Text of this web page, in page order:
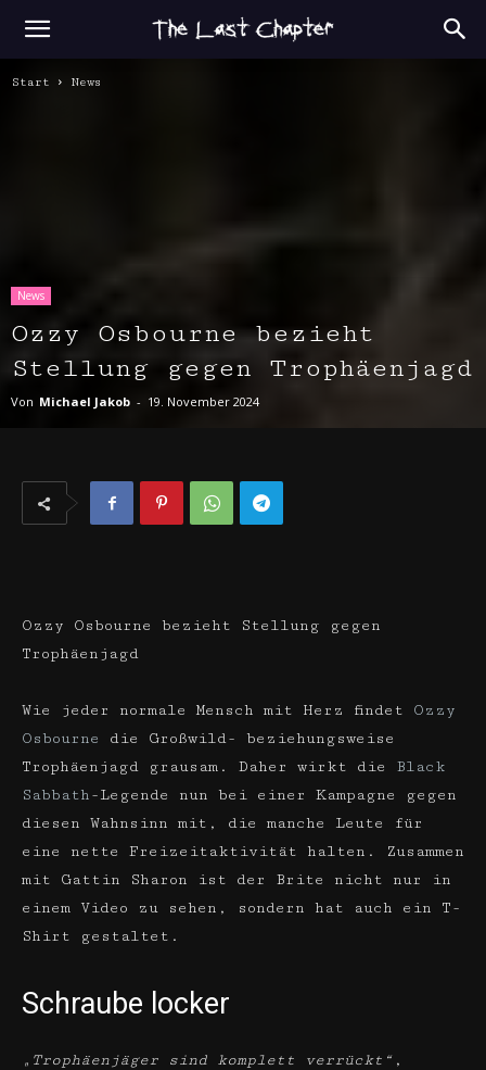
Start News
News
Ozzy Osbourne bezieht
Stellung gegen Trophäenjagd
Von Michael Jakob - 19. November 2024
Ozzy Osbourne bezieht Stellung gegen
Trophäenjagd
Wie jeder normale Mensch mit Herz findet Ozzy
Osbourne
die Großwild- beziehungsweise
Trophäenjagd grausam. Daher wirkt die Black
Sabbath-Legende nun bei einer Kampagne gegen
diesen Wahnsinn mit, die manche Leute für
eine nette Freizeitaktivität halten. Zusammen
mit Gattin Sharon ist der Brite nicht nur in
einem Video zu sehen, sondern hat auch ein T-
Shirt gestaltet.
Schraube locker
„Trophäenjäger sind komplett verrückt“ ,